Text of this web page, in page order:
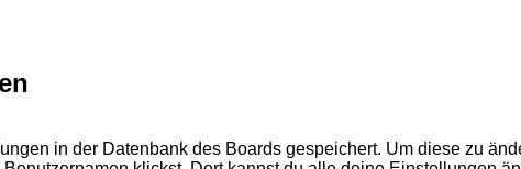
in der Datenbank des Boards gespeichert. Um diese zu